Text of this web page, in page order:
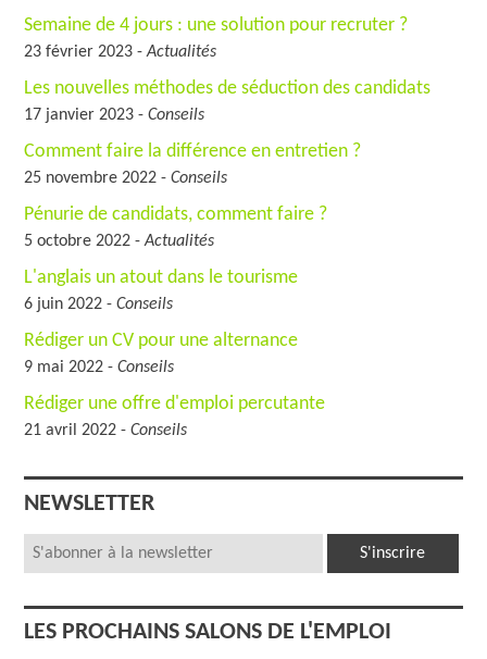
Semaine de 4 jours : une solution pour recruter ?
23 février 2023 -Actualités
Les nouvelles méthodes de séduction des candidats
17 janvier 2023 -Conseils
Comment faire la différence en entretien ?
25 novembre 2022 -Conseils
Pénurie de candidats, comment faire ?
5 octobre 2022 -Actualités
L'anglais un atout dans le tourisme
6 juin 2022 -Conseils
Rédiger un CV pour une alternance
9 mai 2022 -Conseils
Rédiger une offre d'emploi percutante
21 avril 2022 -Conseils
NEWSLETTER
LES PROCHAINS SALONS DE L'EMPLOI